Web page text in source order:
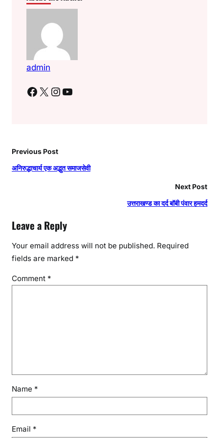
admin
Facebook X Instagram YouTube
Previous Post
अनिरुद्धाचार्य एक अद्भुत समाजसेवी
Next Post
उत्तराखण्ड का दर्द बॉबी पंवार हमदर्द
Leave a Reply
Your email address will not be published. Required
fields are marked *
Comment *
Name *
Email *